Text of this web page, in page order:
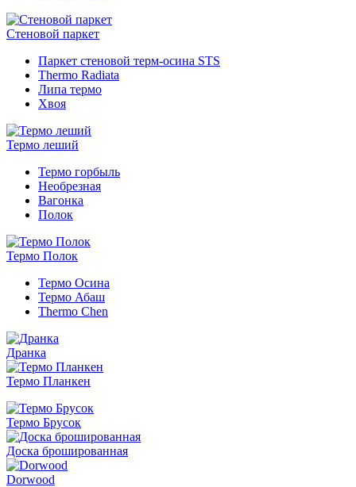
Стеновой паркет
Паркет стеновой терм-осина STS
Thermo Radiata
Липа термо
Хвоя
Термо леший
Термо горбыль
Необрезная
Вагонка
Полок
Термо Полок
Термо Осина
Термо Абаш
Thermo Chen
Дранка
Термо Планкен
Термо Брусок
Доска брошированная
Dorwood